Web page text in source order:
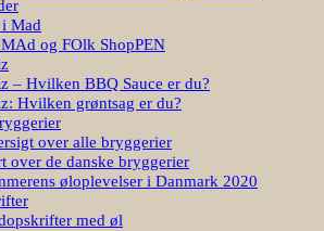
Mad
og FOlk ShopPEN
– Hvilken BBQ Sauce er du?
Hvilken grøntsag er du?
over alle bryggerier
over de danske bryggerier
øloplevelser i Danmark 2020
med øl